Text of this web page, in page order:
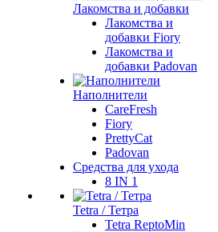
Лакомства и добавки
Лакомства и
добавки Fiory
Лакомства и
добавки Padovan
Наполнители
CareFresh
Fiory
PrettyCat
Padovan
Средства для ухода
8 IN 1
Tetra / Тетра
Tetra ReptoMin